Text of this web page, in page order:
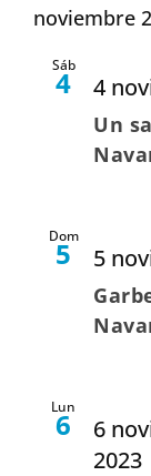
noviembre
Sáb
4 4
Un
Dom
5 5
Lun
6 6
2023